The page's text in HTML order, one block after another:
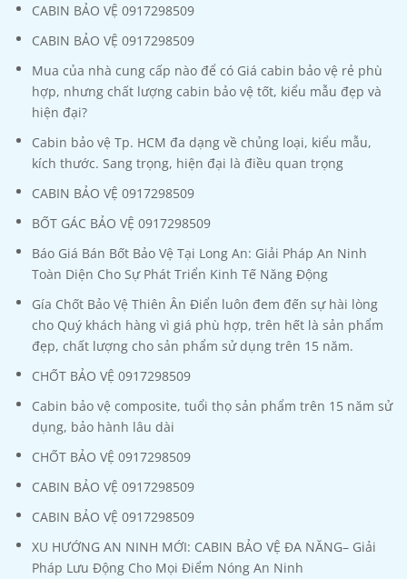
CABIN BẢO VỆ 0917298509
CABIN BẢO VỆ 0917298509
Mua của nhà cung cấp nào để có Giá cabin bảo vệ rẻ phù
hợp, nhưng chất lượng cabin bảo vệ tốt, kiểu mẫu đẹp và
hiện đại?
Cabin bảo vệ Tp. HCM đa dạng về chủng loại, kiểu mẫu,
kích thước. Sang trọng, hiện đại là điều quan trọng
CABIN BẢO VỆ 0917298509
BỐT GÁC BẢO VỆ 0917298509
Báo Giá Bán Bốt Bảo Vệ Tại Long An: Giải Pháp An Ninh
Toàn Diện Cho Sự Phát Triển Kinh Tế Năng Động
Gía Chốt Bảo Vệ Thiên Ân Điển luôn đem đến sự hài lòng
cho Quý khách hàng vì giá phù hợp, trên hết là sản phẩm
đẹp, chất lượng cho sản phẩm sử dụng trên 15 năm.
CHỐT BẢO VỆ 0917298509
Cabin bảo vệ composite, tuổi thọ sản phẩm trên 15 năm sử
dụng, bảo hành lâu dài
CHỐT BẢO VỆ 0917298509
CABIN BẢO VỆ 0917298509
CABIN BẢO VỆ 0917298509
XU HƯỚNG AN NINH MỚI: CABIN BẢO VỆ ĐA NĂNG– Giải
Pháp Lưu Động Cho Mọi Điểm Nóng An Ninh